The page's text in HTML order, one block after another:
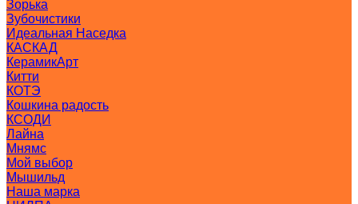
Зорька
Зубочистики
Идеальная Наседка
КАСКАД
КерамикАрт
Китти
КОТЭ
Кошкина радость
КСОДИ
Лайна
Мнямс
Мой выбор
Мышильд
Наша марка